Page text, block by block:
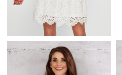
BIAŁA SUKIENKA
KORONKOWA BEZ